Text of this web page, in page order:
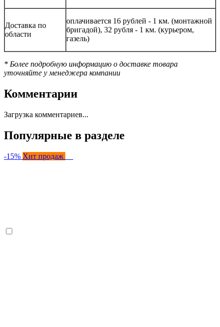
Доставка по
области
оплачивается 16 рублей - 1 км. (монтажной
бригадой), 32 рубля - 1 км. (курьером,
газель)
* Более подробную информацию о доставке товара
уточняйте у менеджера компании
Комментарии
Загрузка комментариев...
Популярные в разделе
-15% Хит продаж